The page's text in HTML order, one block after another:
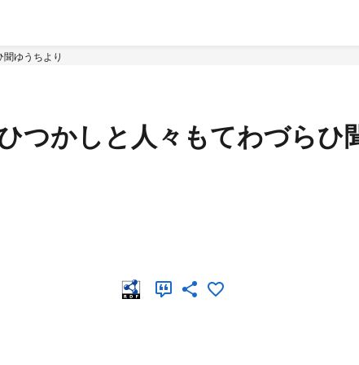
聞ゆうちより
ひつかしと人々もてわづら